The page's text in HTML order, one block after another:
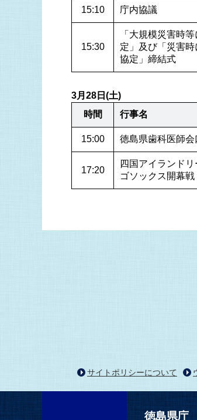
15:10 庁内協議
15:30
「大規模災害時
定」及び「災害
協定」締結式
3月28日(土)
時間
行事名
15:00 徳島県歯科医師
17:20
四国アイランド
ゴソックス開幕
サイトポリシーについて
徳島県庁